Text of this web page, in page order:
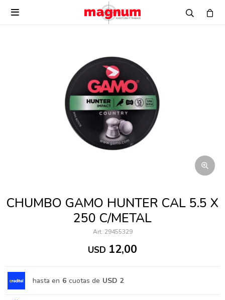

CHUMBO GAMO HUNTER CAL 5.5 X
250 C/METAL
29455329
USD 12,00
hasta en 6 cuotas de USD 2